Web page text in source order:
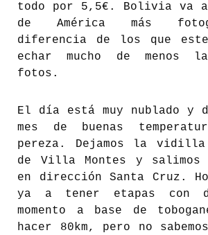
todo por 5,5€. Bolivia va
de América más
diferencia de los que
echar mucho de menos
fotos.
El día está muy nublado y
mes de buenas
pereza. Dejamos la vidilla
de Villa Montes y
en dirección Santa Cruz. Hoy
ya a tener etapas con
momento a base de
hacer 80km, pero no